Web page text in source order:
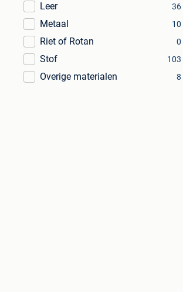
Leer 36
Metaal 10
Riet of Rotan 0
Stof 103
Overige materialen 8